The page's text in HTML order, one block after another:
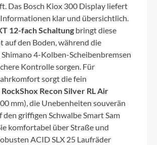
Das Bosch Kiox 300 Display liefert
klar und übersichtlich.
12-fach Schaltung bringt diese
auf den Boden, während die
4-Kolben-Scheibenbremsen
Kontrolle sorgen. Für
sorgt die fein
RockShox Recon Silver RL Air
mm), die Unebenheiten souverän
den griffigen Schwalbe Smart Sam
komfortabel über Straße und
ACID SLX 25 Laufräder